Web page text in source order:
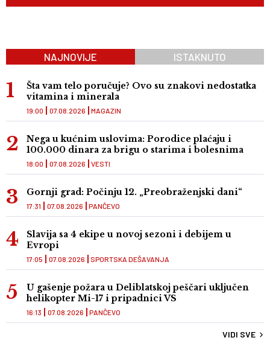
NAJNOVIJE ISTAKNUTO
Šta vam telo poručuje? Ovo su znakovi nedostatka
vitamina i minerala
MAGAZIN
19:00 07.08.2026
Nega u kućnim uslovima: Porodice plaćaju i
100.000 dinara za brigu o starima i bolesnima
VESTI
18:00 07.08.2026
Gornji grad: Počinju 12. „Preobraženjski dani“
PANČEVO
17:31 07.08.2026
Slavija sa 4 ekipe u novoj sezoni i debijem u
Evropi
SPORTSKA DEŠAVANJA
17:05 07.08.2026
U gašenje požara u Deliblatskoj peščari uključen
helikopter Mi-17 i pripadnici VS
PANČEVO
16:13 07.08.2026
VIDI SVE